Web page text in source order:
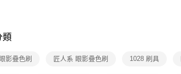
類
影疊色刷 匠人系 眼影疊色刷 1028 刷具